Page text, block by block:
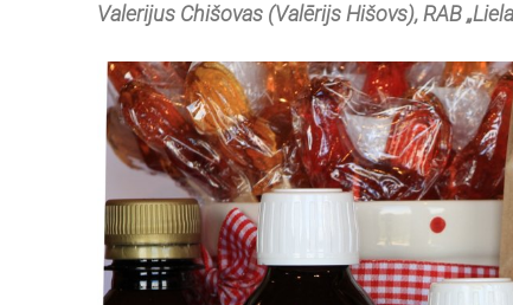
Valerijus Chišovas (Valērijs Hišovs), RAB